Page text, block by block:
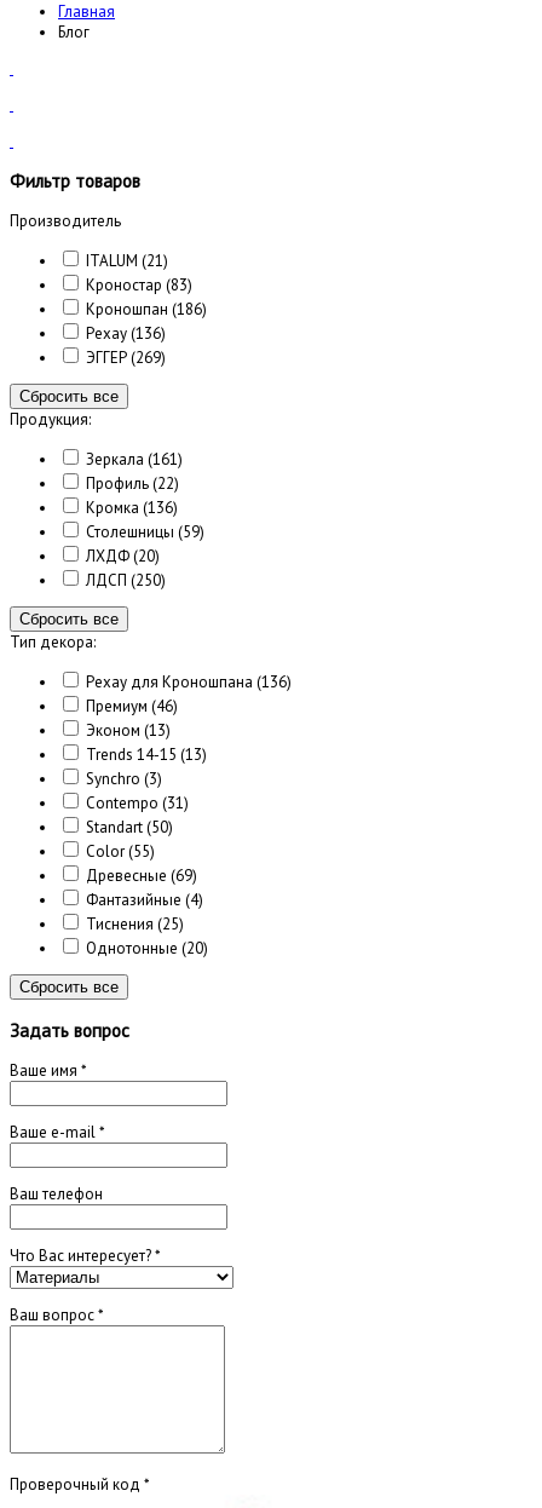
Главная
Блог
Фильтр товаров
Производитель
ITALUM (21)
Кроностар (83)
Кроношпан (186)
Рехау(136)
ЭГГЕР(269)
Сбросить все
Продукция:
Зеркала (161)
Профиль(22)
Кромка (136)
Столешницы (59)
ЛХДФ(20)
ЛДСП (250)
Сбросить все
Тип декора:
Рехау для Кроношпана (136)
Премиум (46)
Эконом (13)
Trends 14-15 (13)
Synchro (3)
Contempo (31)
Standart(50)
Color(55)
Древесные (69)
Фантазийные (4)
Тиснения (25)
Однотонные (20)
Сбросить все
Задать вопрос
Ваше имя *
Ваше e-mail*
Ваш телефон
Что Вас интересует?*
Ваш вопрос*
Проверочный код *